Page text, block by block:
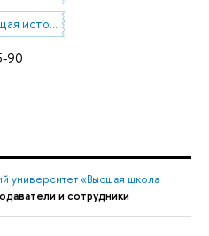
90
10.09.09 Всеобщая история государства и права
университет «Высшая школа
и сотрудники